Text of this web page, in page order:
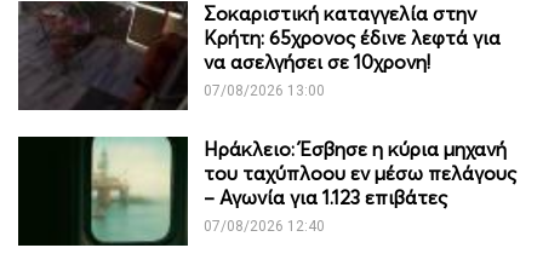
Σοκαριστική καταγγελία στην
Κρήτη: 65χρονος έδινε λεφτά για
να ασελγήσει σε 10χρονη!
07/08/2026 13:00
Ηράκλειο: Έσβησε η κύρια μηχανή
του ταχύπλοου εν μέσω πελάγους
– Αγωνία για 1.123 επιβάτες
07/08/2026 12:40